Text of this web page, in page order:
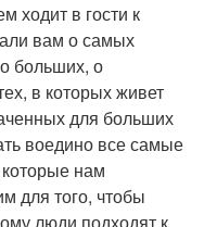
ходит в гости к
вам о самых
больших, о
в которых живет
для больших
воедино все самые
нам
для того, чтобы